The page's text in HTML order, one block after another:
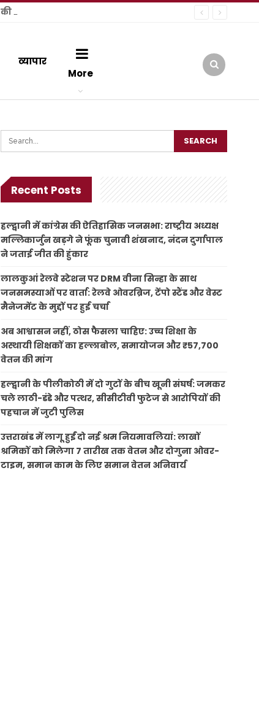
हल्द्वानी में कांग्रेस की ऐतिहासिक जनसभा: राष्ट्रीय अध्यक्ष मल्लिकार्जुन खड़गे ने फूंक चुनावी शंखनाद, नंदन दुर्गापाल ने जताई जीत की हुंकार
व्यापार
More
Recent Posts
हल्द्वानी में कांग्रेस की ऐतिहासिक जनसभा: राष्ट्रीय अध्यक्ष
मल्लिकार्जुन खड़गे ने फूंक चुनावी शंखनाद, नंदन दुर्गापाल
ने जताई जीत की हुंकार
लालकुआं रेलवे स्टेशन पर DRM वीना सिन्हा के साथ
जनसमस्याओं पर वार्ता: रेलवे ओवरब्रिज, टेंपो स्टैंड और वेस्ट
मैनेजमेंट के मुद्दों पर हुई चर्चा
अब आश्वासन नहीं, ठोस फैसला चाहिए: उच्च शिक्षा के
अस्थायी शिक्षकों का हल्लाबोल, समायोजन और ₹57,700
वेतन की मांग
हल्द्वानी के पीलीकोठी में दो गुटों के बीच खूनी संघर्ष: जमकर
चले लाठी-डंडे और पत्थर, सीसीटीवी फुटेज से आरोपियों की
पहचान में जुटी पुलिस
उत्तराखंड में लागू हुईं दो नई श्रम नियमावलियां: लाखों
श्रमिकों को मिलेगा 7 तारीख तक वेतन और दोगुना ओवर-
टाइम, समान काम के लिए समान वेतन अनिवार्य